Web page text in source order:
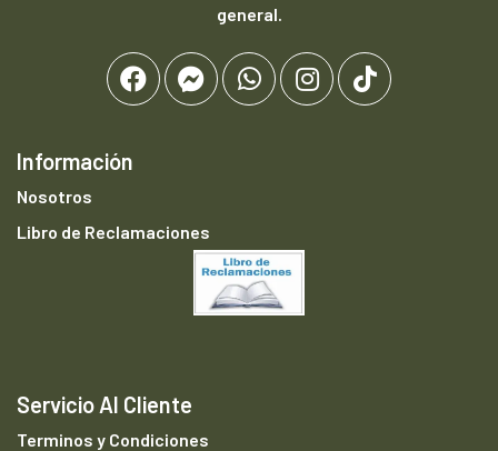
general.
Información
Nosotros
Libro de Reclamaciones
Servicio Al Cliente
Terminos y Condiciones